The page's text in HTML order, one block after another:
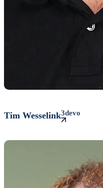
Tim Wesselink3devo